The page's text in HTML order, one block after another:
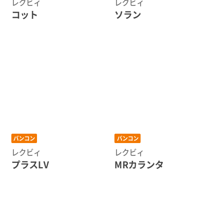
コット ソラン
バンコン
レクビィ
プラスLV
バンコン
レクビィ
MRカランタ